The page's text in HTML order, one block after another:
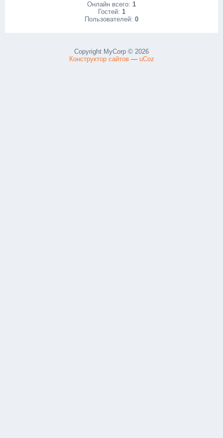
Онлайн всего: 1
Гостей: 1
Пользователей: 0
Copyright MyCorp © 2026
Конструктор сайтов— uCoz